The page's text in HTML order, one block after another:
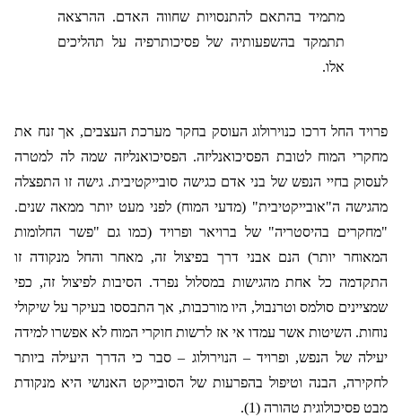
מתמיד בהתאם להתנסויות שחווה האדם. ההרצאה
תתמקד בהשפעותיה של פסיכותרפיה על תהליכים
אלו.
פרויד החל דרכו כנוירולוג העוסק בחקר מערכת העצבים, אך זנח את
מחקרי המוח לטובת הפסיכואנליזה. הפסיכואנליזה שמה לה למטרה
לעסוק בחיי הנפש של בני אדם כגישה סובייקטיבית. גישה זו התפצלה
מהגישה ה"אובייקטיבית" (מדעי המוח) לפני מעט יותר ממאה שנים.
"מחקרים בהיסטריה" של ברויאר ופרויד (כמו גם "פשר החלומות
המאוחר יותר) הנם אבני דרך בפיצול זה, מאחר והחל מנקודה זו
התקדמה כל אחת מהגישות במסלול נפרד. הסיבות לפיצול זה, כפי
שמציינים סולמס וטרנבול, היו מורכבות, אך התבססו בעיקר על שיקולי
נוחות. השיטות אשר עמדו אי אז לרשות חוקרי המוח לא אפשרו למידה
יעילה של הנפש, ופרויד – הנוירולוג – סבר כי הדרך היעילה ביותר
לחקירה, הבנה וטיפול בהפרעות של הסובייקט האנושי היא מנקודת
מבט פסיכולוגית טהורה (1).